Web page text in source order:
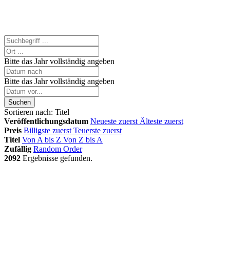
Bitte das Jahr vollständig angeben
Bitte das Jahr vollständig angeben
Suchen
Sortieren nach: Titel
Veröffentlichungsdatum Neueste zuerst Älteste zuerst
Preis Billigste zuerst Teuerste zuerst
Titel Von A bis Z Von Z bis A
Zufällig Random Order
2092 Ergebnisse gefunden.